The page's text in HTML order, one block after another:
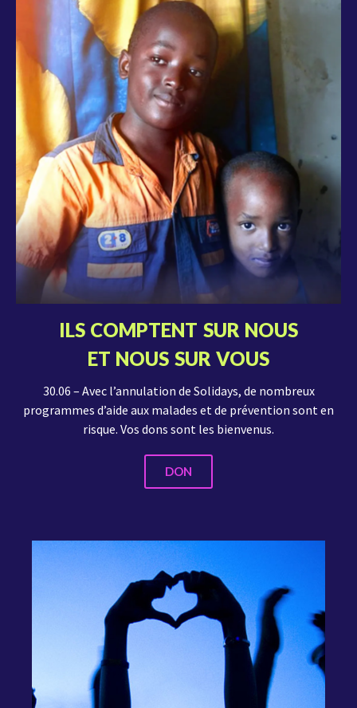
ILS COMPTENT SUR NOUS
ET NOUS SUR VOUS
30.06 – Avec l’annulation de Solidays, de nombreux
programmes d’aide aux malades et de prévention sont en
risque. Vos dons sont les bienvenus.
DON